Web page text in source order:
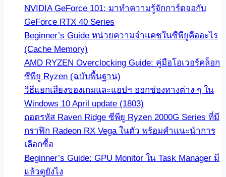
NVIDIA GeForce 101: มาทำความรู้จักการ์ดจอกับ
GeForce RTX 40 Series
Beginner’s Guide หน่วยความจำแคชในซีพียูคืออะไร
(Cache Memory)
AMD RYZEN Overclocking Guide: คู่มือโอเวอร์คล็อก
ซีพียู Ryzen (ฉบับพื้นฐาน)
วิธีแยกเสียงของเกมและแอปฯ ออกช่องทางต่าง ๆ ใน
Windows 10 April update (1803)
ถอดรหัส Raven Ridge ซีพียู Ryzen 2000G Series ที่มี
กราฟิก Radeon RX Vega ในตัว พร้อมคำแนะนำการ
เลือกซื้อ
Beginner’s Guide: GPU Monitor ใน Task Manager มี
แล้วดูยังไง